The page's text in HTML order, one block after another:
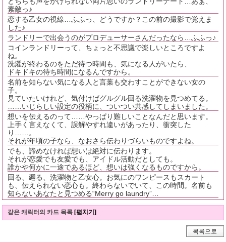
素敵っ♪
恋する乙女の視線…ふふっ、どうですか？この前の撮影で覚えま
した♪
ランドリーで出会うのがプロデューサーさんだったなら…ふふっ♪
コインランドリーって、ちょっと不思議で楽しいところですよ
ね。
洗濯が終わるのをただ待つ時間も、気になる人がいたら、
ドキドキの待ち時間になるんですから。
名前を知らない気になる人と言葉も交わすことができない女の
子。
見ていたいけれど、気付けばグルグル回る洗濯物を見つめてる。
……いじらしい設定の役柄に、ついつい共感してしまいました。
想いを伝えるのって……やっぱり難しいことなんだと思います。
上手く言えなくて、誤解やすれ違いがあったり、衝突した
り……。
それが年頃の子なら、なおさら伝わりづらいものですよね。
でも、諦めなければ想いは絶対に伝わります。
それが恋愛でも友愛でも、アイドル活動だとしても。
誰かや何かに一途であるほど、想いは強くなるものですから。
回る、廻る、洗濯物と乙女心。お気にのワンピースもスカート
も、伝えられない恋心も。終わらないでいて、この時間。名前も
知らないあなたと見つめる“Merry go laundry”…
같은 캐릭터의 카드 목록 [펼치기]
목록으로